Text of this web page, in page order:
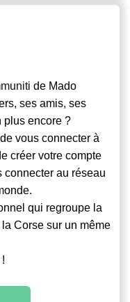
de Mado
ses amis, ses
plus encore ?
vous connecter à
créer votre compte
connecter au réseau
qui regroupe la
Corse sur un même